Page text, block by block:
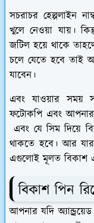
সচরাচর হেল্পলাইন
খুলে নেওয়া যায়।
জটিল হয়ে থাকে
চলে যেতে হবে তাই
যাবেন।
এবং যাওয়ার সময়
ফটোকপি এবং আপনার
এবং যে সিম দিয়ে
থাকতে হবে। আর
এগুলোই মূলত বিকাশ
বিকাশ পিন
আপনার যদি